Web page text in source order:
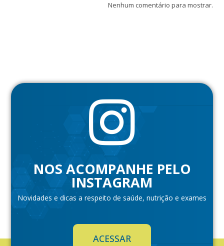
Nenhum comentário para mostrar.
NOS ACOMPANHE PELO
INSTAGRAM
Novidades e dicas a respeito de saúde, nutrição e exames
ACESSAR